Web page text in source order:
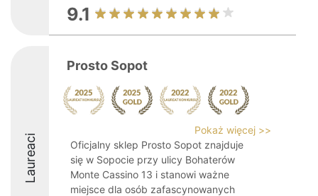
9.1
Laureaci
Prosto Sopot
Pokaż więcej >>
Oficjalny sklep Prosto Sopot znajduje
się w Sopocie przy ulicy Bohaterów
Monte Cassino 13 i stanowi ważne
miejsce dla osób zafascynowanych